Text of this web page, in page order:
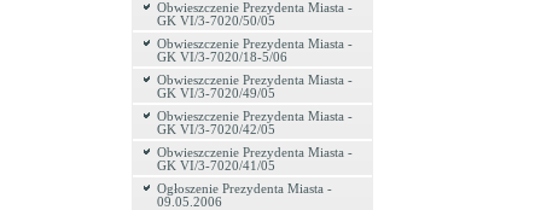
Obwieszczenie Prezydenta Miasta -
GK VI/3-7020/50/05
Obwieszczenie Prezydenta Miasta -
GK VI/3-7020/18-5/06
Obwieszczenie Prezydenta Miasta -
GK VI/3-7020/49/05
Obwieszczenie Prezydenta Miasta -
GK VI/3-7020/42/05
Obwieszczenie Prezydenta Miasta -
GK VI/3-7020/41/05
Ogłoszenie Prezydenta Miasta -
09.05.2006